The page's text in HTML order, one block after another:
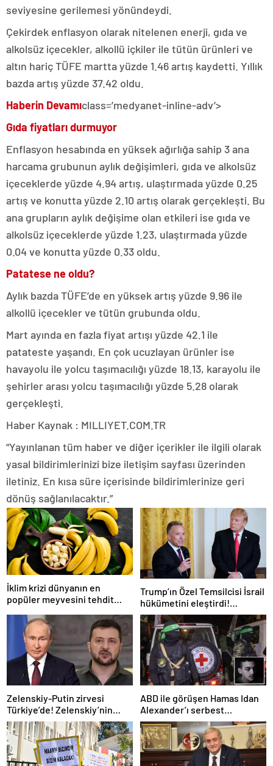
seviyesine gerilemesi yönündeydi.
Çekirdek enflasyon olarak nitelenen enerji, gıda ve
alkolsüz içecekler, alkollü içkiler ile tütün ürünleri ve
altın hariç TÜFE martta yüzde 1.46 artış kaydetti. Yıllık
bazda artış yüzde 37.42 oldu.
Haberin Devamıclass=’medyanet-inline-adv’>
Gıda fiyatları durmuyor
Enflasyon hesabında en yüksek ağırlığa sahip 3 ana
harcama grubunun aylık değişimleri, gıda ve alkolsüz
içeceklerde yüzde 4.94 artış, ulaştırmada yüzde 0.25
artış ve konutta yüzde 2.10 artış olarak gerçekleşti. Bu
ana grupların aylık değişime olan etkileri ise gıda ve
alkolsüz içeceklerde yüzde 1.23, ulaştırmada yüzde
0.04 ve konutta yüzde 0.33 oldu.
Patatese ne oldu?
Aylık bazda TÜFE’de en yüksek artış yüzde 9.96 ile
alkollü içecekler ve tütün grubunda oldu.
Mart ayında en fazla fiyat artışı yüzde 42.1 ile
patateste yaşandı. En çok ucuzlayan ürünler ise
havayolu ile yolcu taşımacılığı yüzde 18.13, karayolu ile
şehirler arası yolcu taşımacılığı yüzde 5.28 olarak
gerçekleşti.
Haber Kaynak : MILLIYET.COM.TR
“Yayınlanan tüm haber ve diğer içerikler ile ilgili olarak
yasal bildirimlerinizi bize iletişim sayfası üzerinden
iletiniz. En kısa süre içerisinde bildirimlerinize geri
dönüş sağlanılacaktır.”
İklim krizi dünyanın en
popüler meyvesini tehdit
karşı karşıya
Trump’ın Özel Temsilcisi İsrail
hükümetini eleştirdi!
‘Gazze’deki savaşı uzatıyorlar’
Zelenskiy-Putin zirvesi
Türkiye’de! Zelenskiy’nin
çağrısı dünya basınında
ABD ile görüşen Hamas Idan
Alexander’ı serbest
bırakacak! Türkiye’ye
teşekkür…